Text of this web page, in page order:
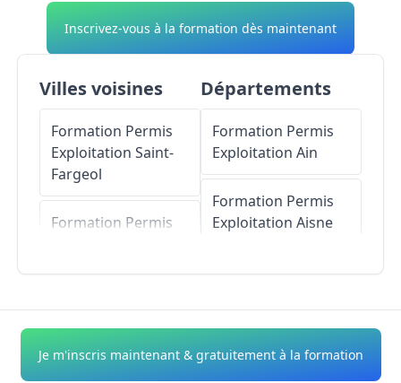
Inscrivez-vous à la formation dès maintenant
Villes voisines
Formation Permis
Exploitation Saint-
Fargeol
Formation Permis
ExploitationSaint-
Marcel-en-Marcillat
Départements
Formation Permis
Exploitation Ain
Formation Permis
Exploitation Aisne
Formation Permis
ExploitationAlpes-
Je m'inscris maintenant & gratuitement à la formation